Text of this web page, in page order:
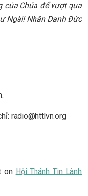
của Chúa để vượt qua
Ngài! Nhân Danh Đức
radio@httlvn.org
on Hội Thánh Tin Lành